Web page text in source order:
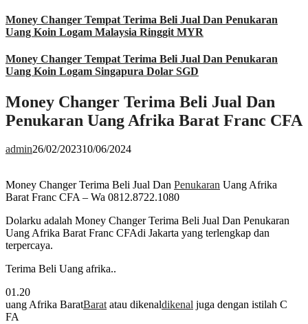
Money Changer Tempat Terima Beli Jual Dan Penukaran
Uang Koin Logam Malaysia Ringgit MYR
Money Changer Tempat Terima Beli Jual Dan Penukaran
Uang Koin Logam Singapura Dolar SGD
Money Changer Terima Beli Jual Dan
Penukaran Uang Afrika Barat Franc CFA
admin26/02/202310/06/2024
Money Changer Terima Beli Jual Dan Penukaran Uang Afrika
Barat Franc CFA – Wa 0812.8722.1080
Dolarku adalah Money Changer Terima Beli Jual Dan Penukaran
Uang Afrika Barat Franc CFAdi Jakarta yang terlengkap dan
terpercaya.
Terima Beli Uang afrika..
01.20
uang Afrika BaratBaratatau dikenaldikenal juga dengan istilah C
FA